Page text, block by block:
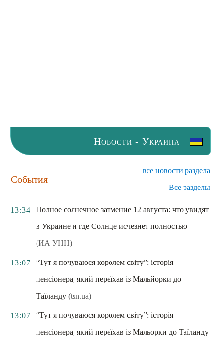
Новости - Украина
События
все новости раздела
Все разделы
13:34
Полное солнечное затмение 12 августа: что увидят
в Украине и где Солнце исчезнет полностью
(ИА УНН)
13:07
“Тут я почуваюся королем світу”: історія
пенсіонера, який переїхав із Мальйорки до
Таїланду (tsn.ua)
13:07
“Тут я почуваюся королем світу”: історія
пенсіонера, який переїхав із Мальорки до Таїланду